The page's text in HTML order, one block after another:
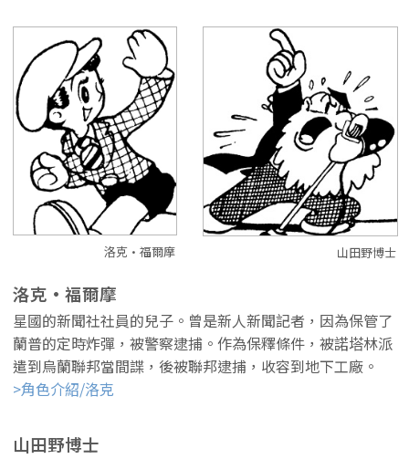
洛克·福爾摩 山田野博士
洛克·福爾摩
星國的新聞社社員的兒子。曾是新人新聞記者，因為保管了
蘭普的定時炸彈，被警察逮捕。作為保釋條件，被諾塔林派
遣到烏蘭聯邦當間諜，後被聯邦逮捕，收容到地下工廠。
>角色介紹/洛克
山田野博士